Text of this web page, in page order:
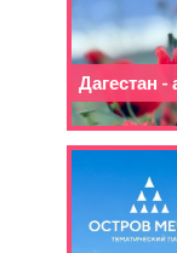
Дагестан -